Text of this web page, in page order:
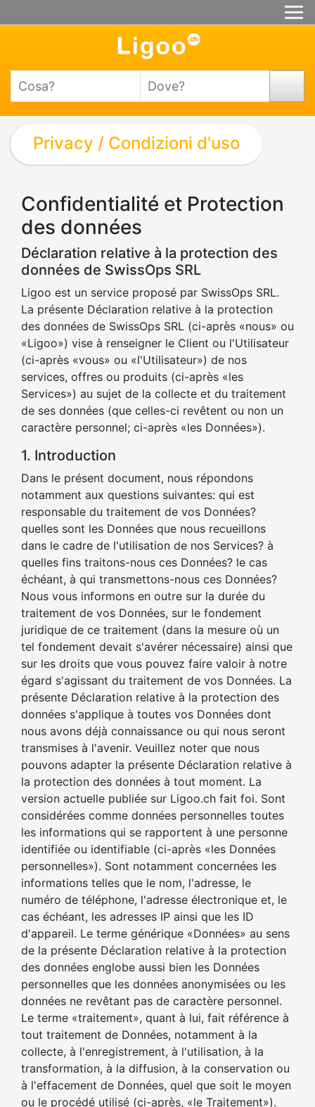
Privacy / Condizioni d'uso
Confidentialité et Protection
des données
Déclaration relative à la protection des
données de SwissOps SRL
Ligoo est un service proposé par SwissOps SRL.
La présente Déclaration relative à la protection
des données de SwissOps SRL (ci-après «nous» ou
«Ligoo») vise à renseigner le Client ou l'Utilisateur
(ci-après «vous» ou «l'Utilisateur») de nos
services, offres ou produits (ci-après «les
Services») au sujet de la collecte et du traitement
de ses données (que celles-ci revêtent ou non un
caractère personnel; ci-après «les Données»).
1. Introduction
Dans le présent document, nous répondons
notamment aux questions suivantes: qui est
responsable du traitement de vos Données?
quelles sont les Données que nous recueillons
dans le cadre de l'utilisation de nos Services? à
quelles fins traitons-nous ces Données? le cas
échéant, à qui transmettons-nous ces Données?
Nous vous informons en outre sur la durée du
traitement de vos Données, sur le fondement
juridique de ce traitement (dans la mesure où un
tel fondement devait s'avérer nécessaire) ainsi que
sur les droits que vous pouvez faire valoir à notre
égard s'agissant du traitement de vos Données. La
présente Déclaration relative à la protection des
données s'applique à toutes vos Données dont
nous avons déjà connaissance ou qui nous seront
transmises à l'avenir. Veuillez noter que nous
pouvons adapter la présente Déclaration relative à
la protection des données à tout moment. La
version actuelle publiée sur Ligoo.ch fait foi. Sont
considérées comme données personnelles toutes
les informations qui se rapportent à une personne
identifiée ou identifiable (ci-après «les Données
personnelles»). Sont notamment concernées les
informations telles que le nom, l'adresse, le
numéro de téléphone, l'adresse électronique et, le
cas échéant, les adresses IP ainsi que les ID
d'appareil. Le terme générique «Données» au sens
de la présente Déclaration relative à la protection
des données englobe aussi bien les Données
personnelles que les données anonymisées ou les
données ne revêtant pas de caractère personnel.
Le terme «traitement», quant à lui, fait référence à
tout traitement de Données, notamment à la
collecte, à l'enregistrement, à l'utilisation, à la
transformation, à la diffusion, à la conservation ou
à l'effacement de Données, quel que soit le moyen
ou le procédé utilisé (ci-après, «le Traitement»).